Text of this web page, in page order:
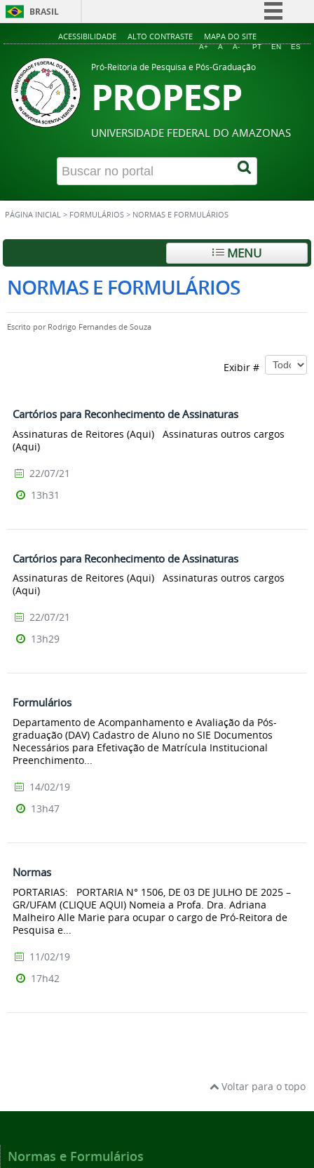
BRASIL
Simplifique!
Acesso à informação
ACESSIBILIDADE ALTO CONTRASTE MAPA DO SITE
A+ A A- PT EN ES
Pró-Reitoria de Pesquisa e Pós-Graduação
PROPESP
UNIVERSIDADE FEDERAL DO AMAZONAS
PÁGINA INICIAL > FORMULÁRIOS > NORMAS E FORMULÁRIOS
MENU
NORMAS E FORMULÁRIOS
Escrito por Rodrigo Fernandes de Souza
Exibir #
Cartórios para Reconhecimento de Assinaturas
Assinaturas de Reitores (Aqui) Assinaturas outros cargos
(Aqui)
22/07/21
13h31
Cartórios para Reconhecimento de Assinaturas
Assinaturas de Reitores (Aqui) Assinaturas outros cargos
(Aqui)
22/07/21
13h29
Formulários
Departamento de Acompanhamento e Avaliação da Pós-
graduação (DAV) Cadastro de Aluno no SIE Documentos
Necessários para Efetivação de Matrícula Institucional
Preenchimento...
14/02/19
13h47
Normas
PORTARIAS: PORTARIA N° 1506, DE 03 DE JULHO DE 2025 –
GR/UFAM (CLIQUE AQUI) Nomeia a Profa. Dra. Adriana
Malheiro Alle Marie para ocupar o cargo de Pró-Reitora de
Pesquisa e...
11/02/19
17h42
Voltar para o topo
Normas e Formulários